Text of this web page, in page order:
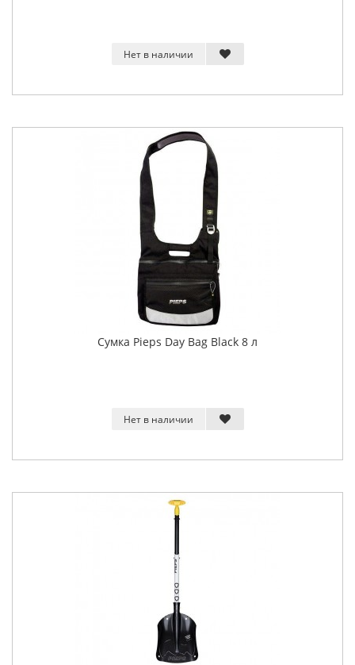
Нет в наличии
Сумка Pieps Day Bag Black 8 л
Нет в наличии